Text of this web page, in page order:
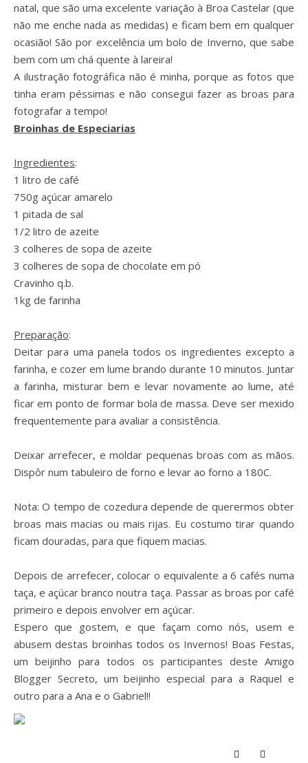
natal, que são uma excelente variação à Broa Castelar (que
não me enche nada as medidas) e ficam bem em qualquer
ocasião! São por excelência um bolo de Inverno, que sabe
bem com um chá quente à lareira!
A ilustração fotográfica não é minha, porque as fotos que
tinha eram péssimas e não consegui fazer as broas para
fotografar a tempo!
Broinhas de Especiarias
Ingredientes:
1 litro de café
750g açúcar amarelo
1 pitada de sal
1/2 litro de azeite
3 colheres de sopa de azeite
3 colheres de sopa de chocolate em pó
Cravinho q.b.
1kg de farinha
Preparação:
Deitarpara uma panela todos os ingredientes excepto a
farinha, e cozer em lume brando durante 10 minutos. Juntar
a farinha, misturar bem e levar novamente ao lume, até
ficar em ponto de formar bola de massa. Deve ser mexido
frequentemente para avaliar a consistência.
Deixar arrefecer, e moldar pequenas broas com as mãos.
Dispôr num tabuleiro de forno e levar ao forno a 180C.
Nota: O tempo de cozedura depende de querermos obter
broas mais macias ou mais rijas. Eu costumo tirar quando
ficam douradas, para que fiquem macias.
Depois de arrefecer, colocar o equivalente a 6 cafés numa
taça, e açúcar branco noutra taça. Passar as broas por café
primeiro e depois envolver em açúcar.
Espero que gostem, e que façam como nós, usem e
abusem destas broinhas todos os Invernos! Boas Festas,
um beijinho para todos os participantes deste Amigo
Blogger Secreto, um beijinho especial para a Raquel e
outro para a Ana e o Gabriel!!